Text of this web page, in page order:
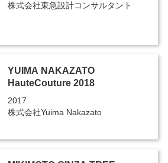
株式会社東急設計コンサルタント
YUIMA NAKAZATO
HauteCouture 2018
2017
株式会社Yuima Nakazato